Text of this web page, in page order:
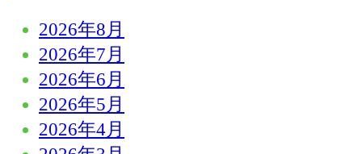
2026年8月
2026年7月
2026年6月
2026年5月
2026年4月